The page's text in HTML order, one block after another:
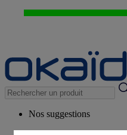
EXCLU WEB : - 20%*
Nos suggestions